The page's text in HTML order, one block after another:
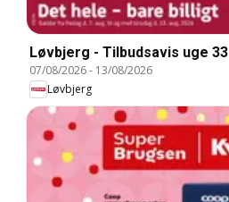
Løvbjerg - Tilbudsavis uge 33
07/08/2026- 13/08/2026
Løvbjerg